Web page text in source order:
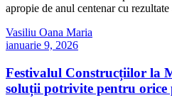
apropie de anul centenar cu
Vasiliu Oana Maria
ianuarie 9, 2026
Festivalul Construcțiilor la
soluții potrivite pentru orice